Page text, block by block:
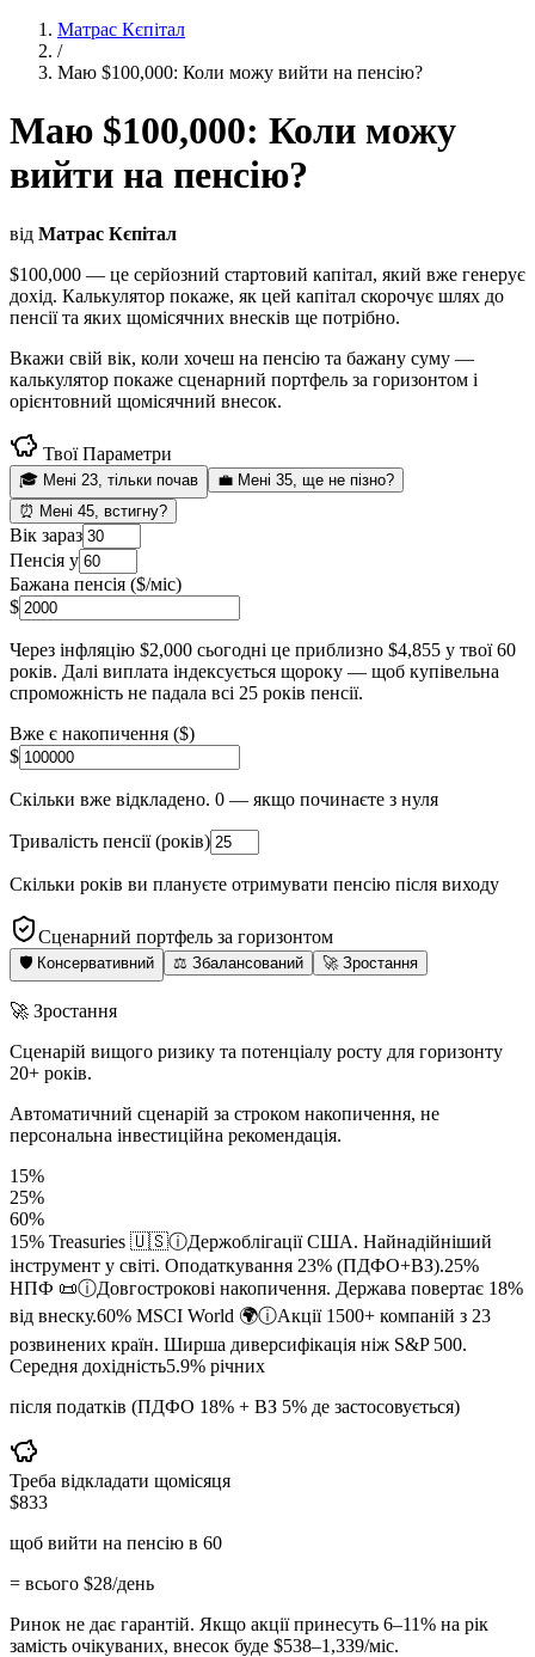
Матрас Кєпітал
/
Маю $100,000: Коли можу вийти на пенсію?
Маю $100,000: Коли можу
вийти на пенсію?
від Матрас Кєпітал
$100,000 — це серйозний стартовий капітал, який вже генерує
дохід. Калькулятор покаже, як цей капітал скорочує шлях до
пенсії та яких щомісячних внесків ще потрібно.
Вкажи свій вік, коли хочеш на пенсію та бажану суму —
калькулятор покаже сценарний портфель за горизонтом і
орієнтовний щомісячний внесок.
Твої Параметри
🎓 Мені 23, тільки почав 💼 Мені 35, ще не пізно?
⏰ Мені 45, встигну?
Вік зараз
Пенсія у
Бажана пенсія ($/міс)
$
Через інфляцію $2,000 сьогодні це приблизно $4,855 у твої60
років. Далі виплата індексується щороку — щоб купівельна
спроможність не падала всі 25 років пенсії.
Вже є накопичення ($)
$
Скільки вже відкладено. 0 — якщо починаєте з нуля
Тривалість пенсії (років)
Скільки років ви плануєте отримувати пенсію після виходу
Сценарний портфель за горизонтом
🛡️ Консервативний ⚖️ Збалансований 🚀 Зростання
🚀 Зростання
Сценарій вищого ризику та потенціалу росту для горизонту
20+ років.
Автоматичний сценарій за строком накопичення, не
персональна інвестиційна рекомендація.
15%
25%
60%
15% Treasuries 🇺🇸ⓘДержоблігації США. Найнадійніший
інструмент у світі. Оподаткування 23% (ПДФО+ВЗ).25%
НПФ 📜ⓘДовгострокові накопичення. Держава повертає 18%
від внеску.60% MSCI World 🌍ⓘАкції 1500+ компаній з 23
розвинених країн. Ширша диверсифікація ніж S&P 500.
Середня дохідність5.9% річних
після податків (ПДФО 18% + ВЗ 5% де застосовується)
Треба відкладати щомісяця
$833
щоб вийти на пенсію в 60
= всього $28/день
Ринок не дає гарантій. Якщо акції принесуть 6–11% на рік
замість очікуваних, внесок буде $538–1,339/міс.